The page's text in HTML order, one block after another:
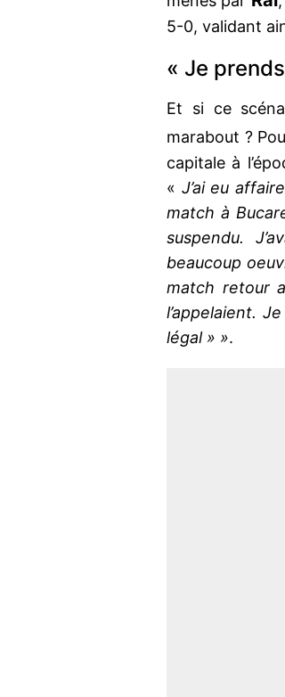
5-0, validant
« Je
Et si ce
marabout ?
capitale à
« J’ai eu
match à
suspendu.
beaucoup
match retour
l’appelaient.
légal » ».